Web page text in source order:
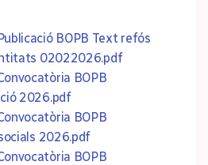
BOPB Text refós
02022026.pdf
BOPB
2026.pdf
BOPB
2026.pdf
BOPB